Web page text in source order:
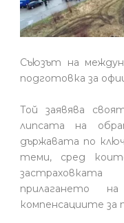
Съюзът на
подготовка за
Той заявява
липсата на
държавата по
теми, сред
застраховката
прилагането
компенсациите